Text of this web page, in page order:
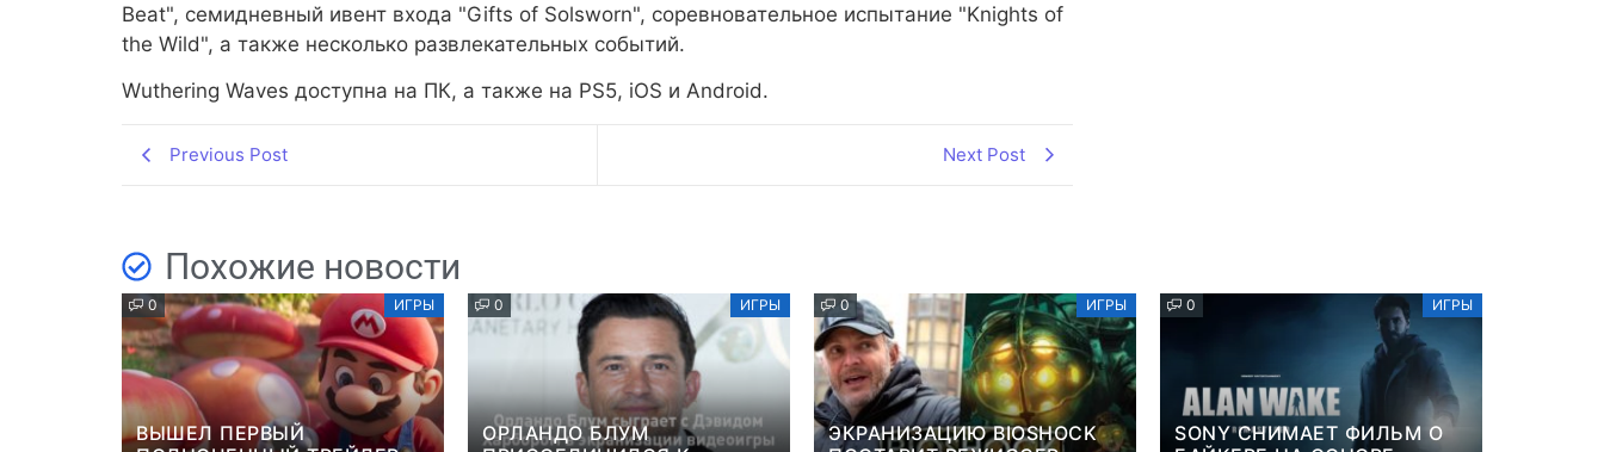
Beat", семидневный ивент входа "Gifts of Solsworn", соревновательное испытание "Knights of
the Wild", а также несколько развлекательных событий.
Wuthering Waves доступна на ПК, а также на PS5, iOS и Android.
Previous Post Next Post
Похожие новости
0 ИГРЫ
ВЫШЕЛ ПЕРВЫЙ
0 ИГРЫ
ОРЛАНДО БЛУМ
0 ИГРЫ
ЭКРАНИЗАЦИЮ BIOSHOCK
0 ИГРЫ
SONY СНИМАЕТ ФИЛЬМ О